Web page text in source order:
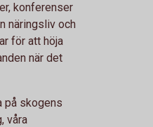
konferenser
näringsliv och
för att höja
när det
på skogens
våra